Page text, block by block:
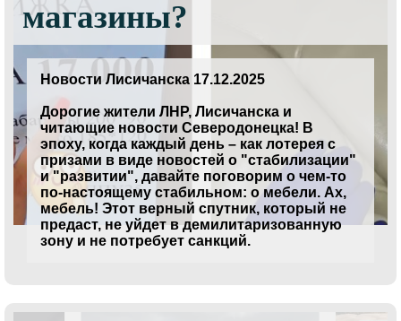
магазины?
Новости Лисичанска 17.12.2025
Дорогие жители ЛНР, Лисичанска и
читающие новости Северодонецка! В
эпоху, когда каждый день – как лотерея с
призами в виде новостей о "стабилизации"
и "развитии", давайте поговорим о чем-то
по-настоящему стабильном: о мебели. Ах,
мебель! Этот верный спутник, который не
предаст, не уйдет в демилитаризованную
зону и не потребует санкций.